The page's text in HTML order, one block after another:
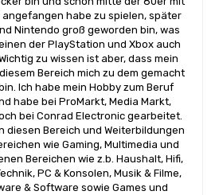
angefangen habe zu spielen, später
Nintendo groß geworden bin, was
der PlayStation und Xbox auch
zu wissen ist aber, dass mein
Bereich mich zu dem gemacht
Ich habe mein Hobby zum Beruf
habe bei ProMarkt, Media Markt,
bei Conrad Electronic gearbeitet.
diesen Bereich und Weiterbildungen
wie Gaming, Multimedia und
Bereichen wie z.b. Haushalt, Hifi,
PC & Konsolen, Musik & Filme,
& Software sowie Games und